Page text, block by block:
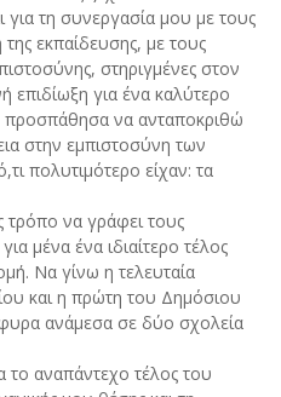
για τη συνεργασία μου με τους
εκπαίδευσης, με τους
στηριγμένες στον
επιδίωξη για ένα καλύτερο
προσπάθησα να ανταποκριθώ
στην εμπιστοσύνη των
πολυτιμότερο είχαν: τα
τρόπο να γράφει τους
μένα ένα ιδιαίτερο τέλος
Να γίνω η τελευταία
και η πρώτη του Δημόσιου
ανάμεσα σε δύο σχολεία
το αναπάντεχο τέλος του